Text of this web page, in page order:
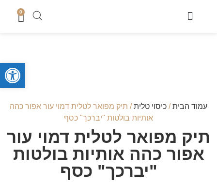
0
עמוד הבית/ כיסוי טלית/ תיק מפואר לטלית דמוי עור אפור כהה
אותיות בולטות "יברכך" כסף
תיק מפואר לטלית דמוי עור
אפור כהה אותיות בולטות
"יברכך" כסף
פתח